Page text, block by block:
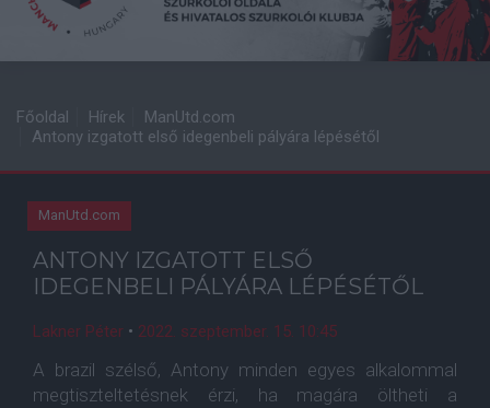
Főoldal Hírek
ManUtd.com
Antony izgatott első idegenbeli pályára lépésétől
ManUtd.com
ANTONY IZGATOTT ELSŐ
IDEGENBELI PÁLYÁRA LÉPÉSÉTŐL
Lakner Péter • 2022. szeptember. 15. 10:45
A brazil szélső, Antony minden egyes alkalommal
megtiszteltetésnek érzi, ha magára öltheti a